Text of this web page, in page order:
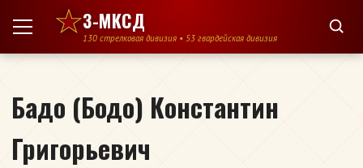
Перейти к содержимому
3-МКСД
130 стрелковая дивизия • 53 гвардейская дивизия
Бадо (Бодо) Константин
Григорьевич